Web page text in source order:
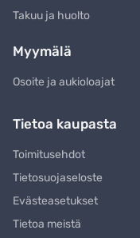
Takuu ja huolto
Myymälä
Osoite ja aukioloajat
Tietoa kaupasta
Toimitusehdot
Tietosuojaseloste
Evästeasetukset
Tietoa meistä